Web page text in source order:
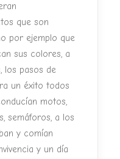
que son
por ejemplo que
sus colores, a
los pasos de
un éxito todos
motos,
semáforos, a los
y comían
y un día